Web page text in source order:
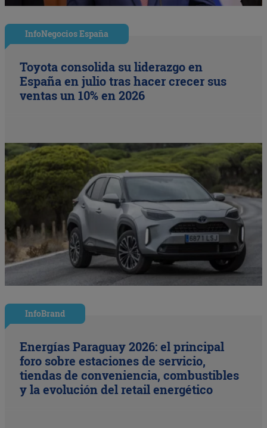
InfoNegocios España
Toyota consolida su liderazgo en
España en julio tras hacer crecer sus
ventas un 10% en 2026
InfoBrand
Energías Paraguay 2026: el principal
foro sobre estaciones de servicio,
tiendas de conveniencia, combustibles
y la evolución del retail energético